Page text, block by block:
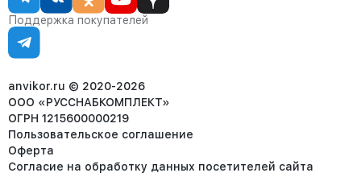
Статьи
corp@anvikor.ru
Ежедневно, с 7:00-19:00 (МСК)
Отдел рекламации:
8 (953) 455-25-61
Поддержка покупателей
anvikor.ru © 2020-2026
ООО «РУССНАБКОМПЛЕКТ»
ОГРН 1215600000219
Пользовательское соглашение
Оферта
Согласие на обработку данных посетителей сайта